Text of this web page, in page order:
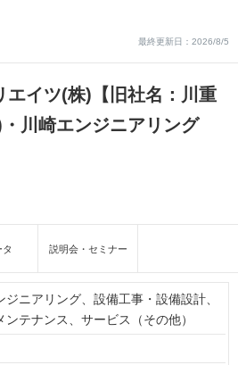
最終更新日：2026/8/5
エイツ(株)【旧社名：川重
川崎エンジニアリング
説明会・セミナー
ジニアリング
設備工事・設備設計
ンテナンス
サービス（その他）